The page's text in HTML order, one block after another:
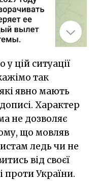
у цій ситуації
так
явно мають
Характер
не дозволяє
що мовляв
ледь чи не
від своєї
проти України.